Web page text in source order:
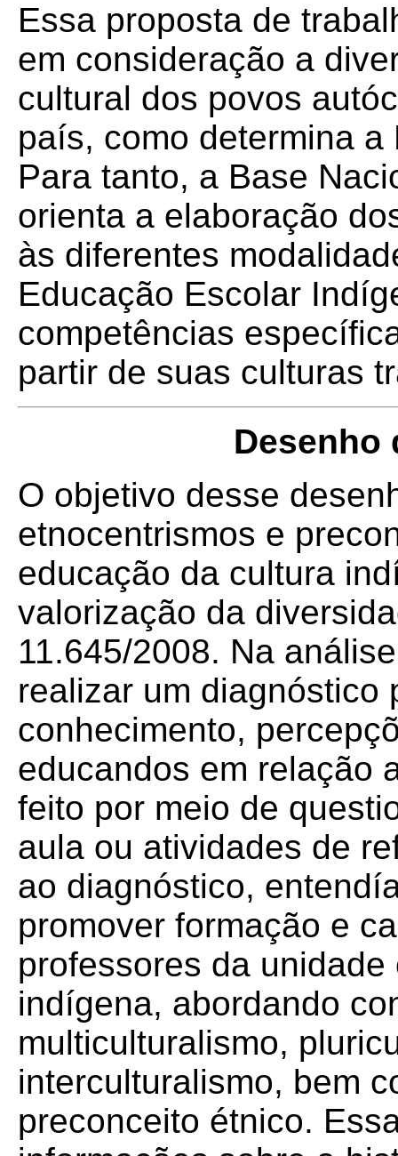
Essa proposta de
em consideração a
cultural dos povos
país, como determina
Para tanto, a Base
orienta a elaboração
às diferentes
Educação Escolar
competências
partir de suas culturas
Desenho
O objetivo desse
etnocentrismos e
educação da cultura
valorização da
11.645/2008. Na
realizar um diagnóstico
conhecimento,
educandos em relação
feito por meio de
aula ou atividades de
ao diagnóstico,
promover formação e
professores da
indígena, abordando
multiculturalismo,
interculturalismo, bem
preconceito étnico.